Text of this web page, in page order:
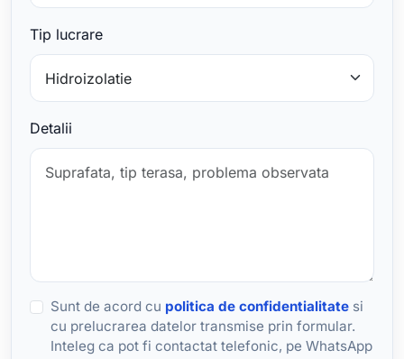
Tip lucrare
Detalii
Sunt de acord cu politica de confidentialitatesi
cu prelucrarea datelor transmise prin formular.
Inteleg ca pot fi contactat telefonic, pe WhatsApp